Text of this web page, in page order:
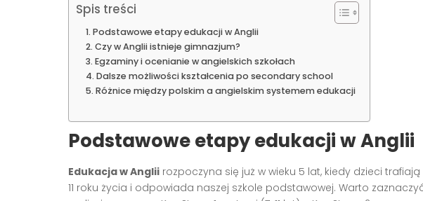
Spis treści
Podstawowe etapy edukacji w Anglii
Czy w Anglii istnieje gimnazjum?
Egzaminy i ocenianie w angielskich szkołach
Dalsze możliwości kształcenia po secondary school
Różnice między polskim a angielskim systemem edukacji
Podstawowe etapy edukacji w Anglii
Edukacja w Anglii rozpoczyna się już w wieku 5 lat, kiedy dzieci
11 roku życia i odpowiada naszej szkole podstawowej. Warto